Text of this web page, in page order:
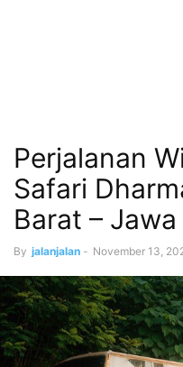
Perjalanan
Safari
Barat –
By jalanjalan - November 13,